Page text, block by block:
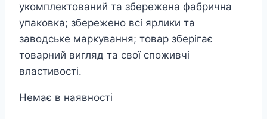
укомплектований та збережена фабрична
упаковка; збережено всі ярлики та
заводське маркування; товар зберігає
товарний вигляд та свої споживчі
властивості.
Немає в наявності